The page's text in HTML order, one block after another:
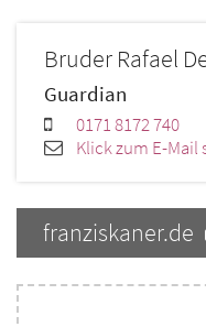
Bruder Rafael
Guardian
0171 8172 740
Klick zum E-Mail
franziskaner.de